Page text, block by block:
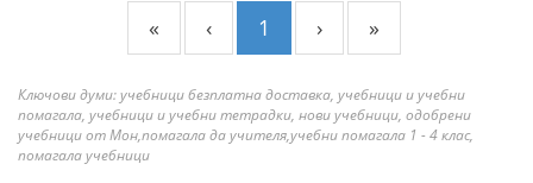
« ‹ 1 › »
Ключови думи: учебници безплатна доставка, учебници и учебни
помагала, учебници и учебни тетрадки, нови учебници, одобрени
учебници от Мон,помагала да учителя,учебни помагала 1 - 4 клас,
помагала учебници